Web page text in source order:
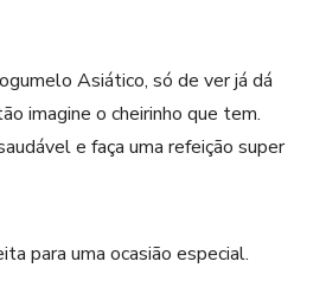
Asiático, só de ver já dá
imagine o cheirinho que tem.
e faça uma refeição super
para uma ocasião especial.